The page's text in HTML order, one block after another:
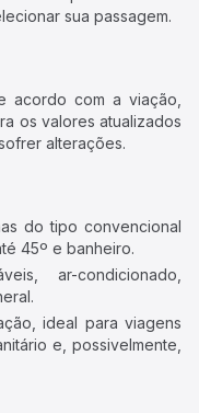
sua passagem.
acordo com a viação,
os valores atualizados
alterações.
do tipo convencional
45º e banheiro.
ar-condicionado,
ideal para viagens
e, possivelmente,